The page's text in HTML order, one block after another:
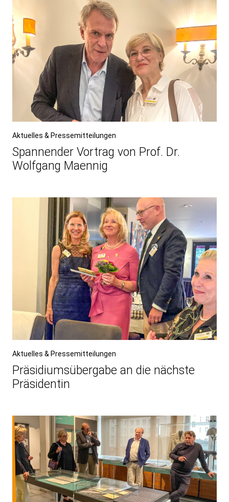
Aktuelles & Pressemitteilungen
Spannender Vortrag von Prof. Dr.
Wolfgang Maennig
Aktuelles & Pressemitteilungen
Präsidiumsübergabe an die nächste
Präsidentin